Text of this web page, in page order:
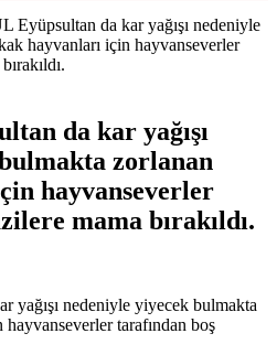
Eyüpsultan da kar yağışı nedeniyle
hayvanları için hayvanseverler
da kar yağışı
zorlanan
hayvanseverler
mama bırakıldı.
nedeniyle yiyecek bulmakta
tarafından boş